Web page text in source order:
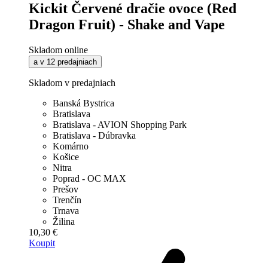
Kickit Červené dračie ovoce (Red
Dragon Fruit) - Shake and Vape
Skladom online
a v 12 predajniach
Skladom v predajniach
Banská Bystrica
Bratislava
Bratislava - AVION Shopping Park
Bratislava - Dúbravka
Komárno
Košice
Nitra
Poprad - OC MAX
Prešov
Trenčín
Trnava
Žilina
10,30 €
Koupit